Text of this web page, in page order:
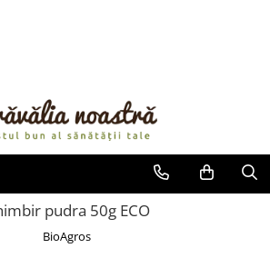
/ MIERE
pudra 50g ECO
BioAgros